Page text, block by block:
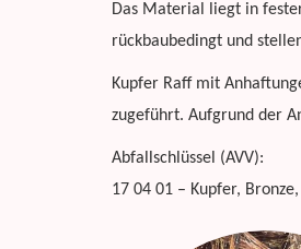
Das Material liegt in
rückbaubedingt und
Kupfer Raff mit
zugeführt. Aufgrund der
Abfallschlüssel (AVV):
17 04 01 – Kupfer,